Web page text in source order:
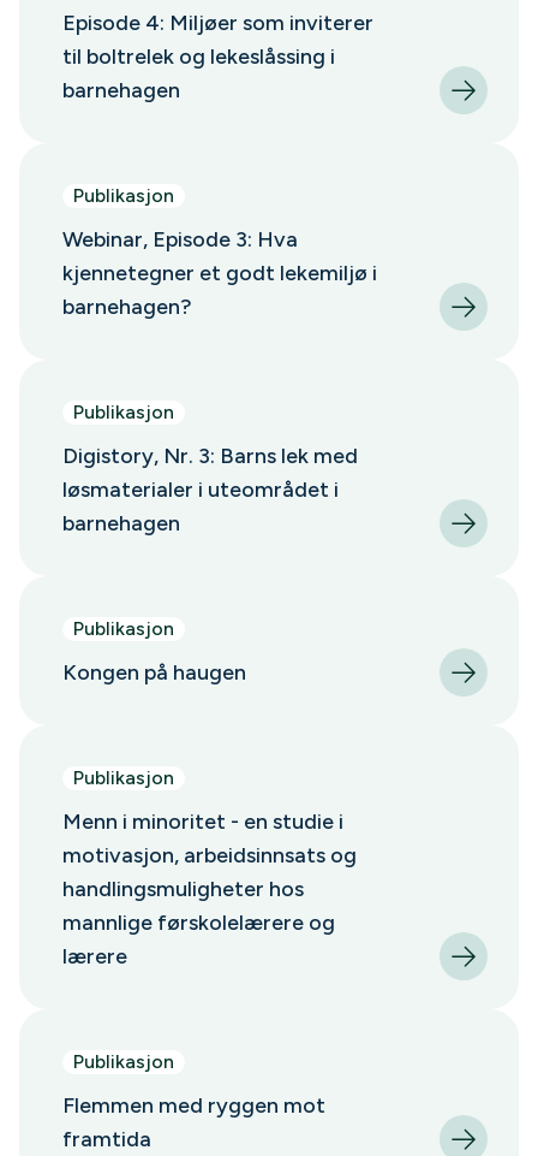
Episode 4: Miljøer som inviterer
til boltrelek og lekeslåssing i
barnehagen
Publikasjon
Webinar, Episode 3: Hva
kjennetegner et godt lekemiljø i
barnehagen?
Publikasjon
Digistory, Nr. 3: Barns lek med
løsmaterialer i uteområdet i
barnehagen
Publikasjon
Kongen på haugen
Publikasjon
Menn i minoritet - en studie i
motivasjon, arbeidsinnsats og
handlingsmuligheter hos
mannlige førskolelærere og
lærere
Publikasjon
Flemmen med ryggen mot
framtida